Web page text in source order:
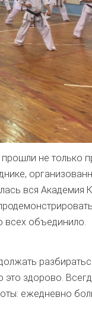
не только
вся
всех объединило.
это здорово.
ежедневно